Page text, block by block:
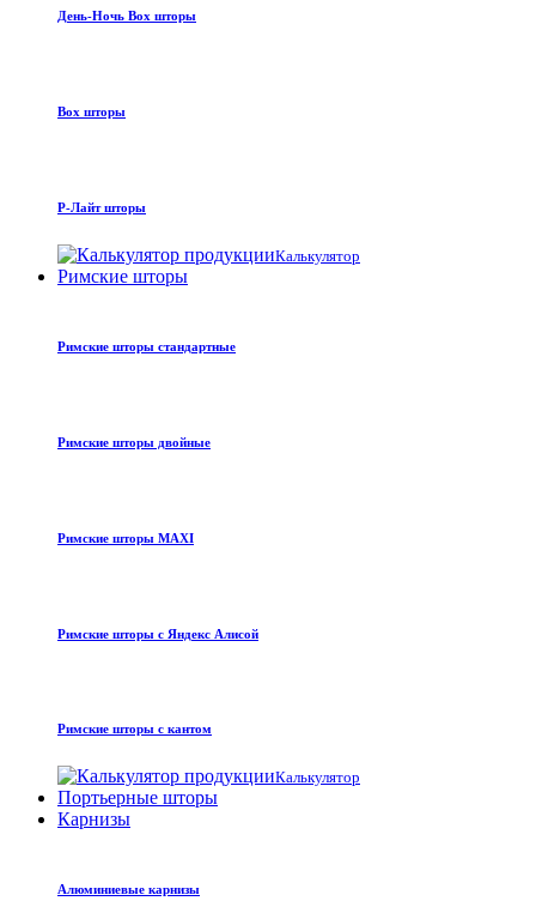
День-Ночь Box шторы
Box шторы
Р-Лайт шторы
Калькулятор
Римские шторы
Римские шторы стандартные
Римские шторы двойные
Римские шторы MAXI
Римские шторы с Яндекс Алисой
Римские шторы с кантом
Калькулятор
Портьерные шторы
Карнизы
Алюминиевые карнизы